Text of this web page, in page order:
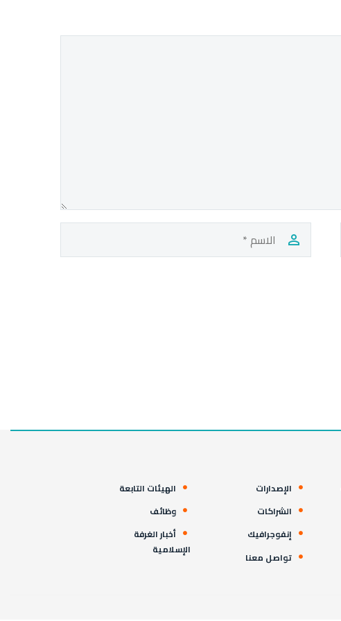
الإصدارات
الشراكات
إنفوجرافيك
تواصل معنا
الهيئات التابعة
وظائف
أخبار الغرفة
الإسلامية